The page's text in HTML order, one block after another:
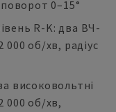
0–15°
R-K: два ВЧ-
об/хв, радіус
високовольтні
000 об/хв,